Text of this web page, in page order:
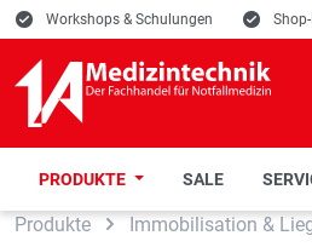
Hauptinhalt springen
Zur Suche springen
Zur Hauptnavigation springen
E Workshops & Schulungen E
PRODUKTE SALE
Produkte Immobilisation &